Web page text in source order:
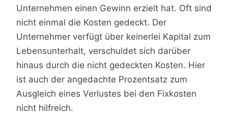
Unternehmen einen Gewinn erzielt hat. Oft sind
nicht einmal die Kosten gedeckt. Der
Unternehmer verfügt über keinerlei Kapital zum
Lebensunterhalt, verschuldet sich darüber
hinaus durch die nicht gedeckten Kosten. Hier
ist auch der angedachte Prozentsatz zum
Ausgleich eines Verlustes bei den Fixkosten
nicht hilfreich.